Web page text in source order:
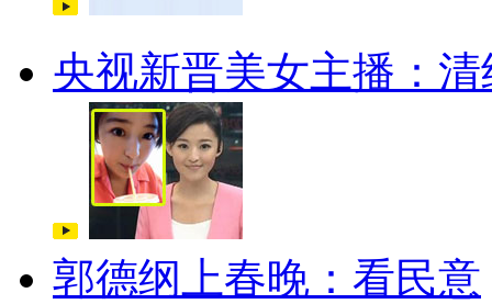
央视新晋美女主播：清
郭德纲上春晚：看民意